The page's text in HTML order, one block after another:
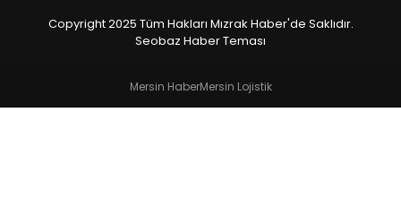
Copyright 2025 Tüm Hakları Mızrak Haber'de Saklıdır.
Seobaz Haber Teması
Mersin HaberMersin Lojistik